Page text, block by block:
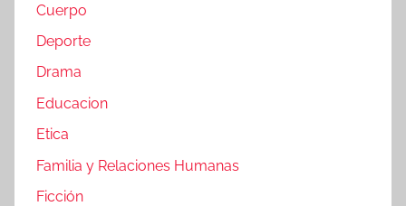
Cuerpo
Deporte
Drama
Educacion
Etica
Familia y Relaciones Humanas
Ficción